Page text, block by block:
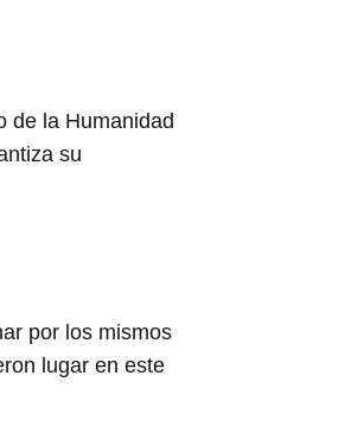
de la Humanidad
su
por los mismos
lugar en este